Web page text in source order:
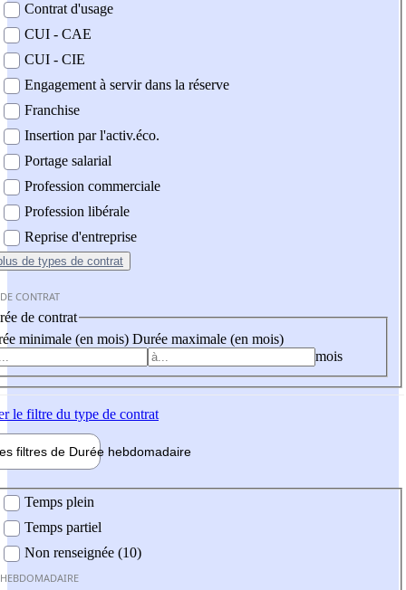
Contrat d'usage
CUI - CAE
CUI - CIE
Engagement à servir dans la réserve
Franchise
Insertion par l'activ.éco.
Portage salarial
Profession commerciale
Profession libérale
Reprise d'entreprise
de types de contrat
CONTRAT
de contrat
minimale (en mois) Durée maximale (en mois)
mois
le filtre du type de contrat
filtres de Durée hebdomadaire
Temps plein
Temps partiel
Non renseignée (10)